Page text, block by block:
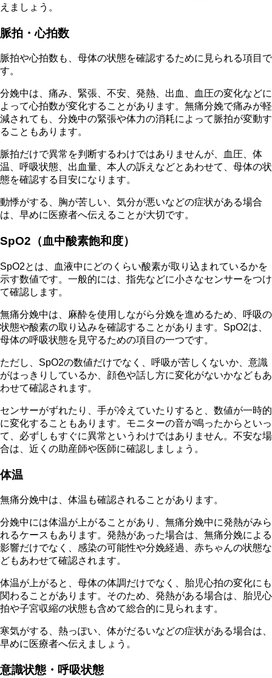
えましょう。
脈拍・心拍数
脈拍や心拍数も、母体の状態を確認するために見られる項目で
す。
分娩中は、痛み、緊張、不安、発熱、出血、血圧の変化などに
よって心拍数が変化することがあります。無痛分娩で痛みが軽
減されても、分娩中の緊張や体力の消耗によって脈拍が変動す
ることもあります。
脈拍だけで異常を判断するわけではありませんが、血圧、体
温、呼吸状態、出血量、本人の訴えなどとあわせて、母体の状
態を確認する目安になります。
動悸がする、胸が苦しい、気分が悪いなどの症状がある場合
は、早めに医療者へ伝えることが大切です。
SpO2（血中酸素飽和度）
SpO2とは、血液中にどのくらい酸素が取り込まれているかを
示す数値です。一般的には、指先などに小さなセンサーをつけ
て確認します。
無痛分娩中は、麻酔を使用しながら分娩を進めるため、呼吸の
状態や酸素の取り込みを確認することがあります。SpO2は、
母体の呼吸状態を見守るための項目の一つです。
ただし、SpO2の数値だけでなく、呼吸が苦しくないか、意識
がはっきりしているか、顔色や話し方に変化がないかなどもあ
わせて確認されます。
センサーがずれたり、手が冷えていたりすると、数値が一時的
に変化することもあります。モニターの音が鳴ったからといっ
て、必ずしもすぐに異常というわけではありません。不安な場
合は、近くの助産師や医師に確認しましょう。
体温
無痛分娩中は、体温も確認されることがあります。
分娩中には体温が上がることがあり、無痛分娩中に発熱がみら
れるケースもあります。発熱があった場合は、無痛分娩による
影響だけでなく、感染の可能性や分娩経過、赤ちゃんの状態な
どもあわせて確認されます。
体温が上がると、母体の体調だけでなく、胎児心拍の変化にも
関わることがあります。そのため、発熱がある場合は、胎児心
拍や子宮収縮の状態も含めて総合的に見られます。
寒気がする、熱っぽい、体がだるいなどの症状がある場合は、
早めに医療者へ伝えましょう。
意識状態・呼吸状態